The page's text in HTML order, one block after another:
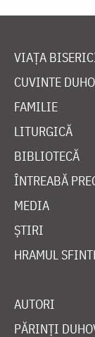
VIAȚA
CUVINTE
FAMILIE
LITURGICĂ
BIBLIOTECĂ
ÎNTREABĂ
MEDIA
ȘTIRI
HRAMUL
AUTORI
PĂRINȚI